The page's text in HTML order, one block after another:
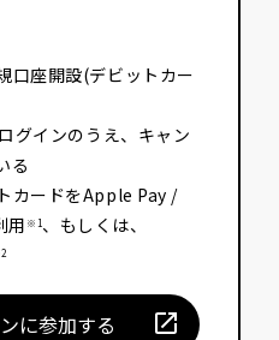
口座開設(デビットカー
グインのうえ、キャン
る
カードをApple Pay /
用 ※1、もしくは、
ンに参加する